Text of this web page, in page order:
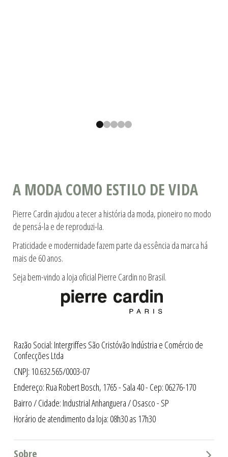
A MODA COMO ESTILO DE VIDA
Pierre Cardin ajudou a tecer a história da moda, pioneiro no modo
de pensá-la e de reproduzi-la.
Praticidade e modernidade fazem parte da essência da marca há
mais de 60 anos.
Seja bem-vindo a loja oficial Pierre Cardin no Brasil.
Razão Social: Intergriffes São Cristóvão Indústria e Comércio de
Confecções Ltda
CNPJ: 10.632.565/0003-07
Endereço: Rua Robert Bosch, 1765 - Sala 40 - Cep: 06276-170
Bairro / Cidade: Industrial Anhanguera / Osasco - SP
Horário de atendimento da loja: 08h30 as 17h30
Sobre